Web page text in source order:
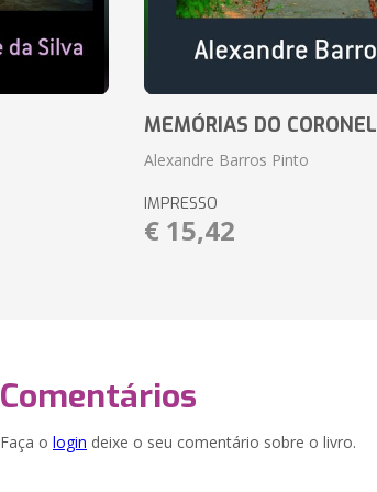
MEMÓRIAS DO CORONEL
Alexandre Barros Pinto
IMPRESSO
€ 15,42
Comentários
Faça o login deixe o seu comentário sobre o livro.